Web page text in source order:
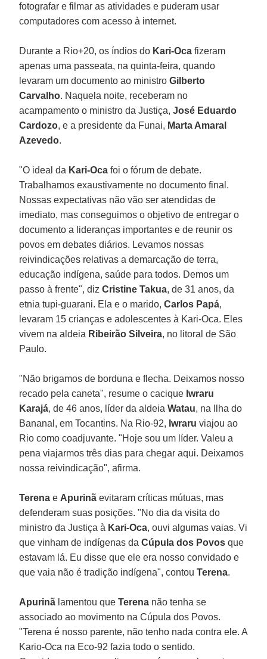
fotografar e filmar as atividades e puderam usar
computadores com acesso à internet.
Durante a Rio+20, os índios do Kari-Oca fizeram
apenas uma passeata, na quinta-feira, quando
levaram um documento ao ministroGilberto
Carvalho. Naquela noite, receberam no
acampamento o ministro da Justiça,José Eduardo
Cardozo, e a presidente da Funai, Marta Amaral
Azevedo.
"O ideal da Kari-Oca foi o fórum de debate.
Trabalhamos exaustivamente no documento final.
Nossas expectativas não vão ser atendidas de
imediato, mas conseguimos o objetivo de entregar o
documento a lideranças importantes e de reunir os
povos em debates diários. Levamos nossas
reivindicações relativas a demarcação de terra,
educação indígena, saúde para todos. Demos um
passo à frente", dizCristine Takua, de 31 anos, da
etnia tupi-guarani. Ela e o marido,Carlos Papá,
levaram 15 crianças e adolescentes à Kari-Oca. Eles
vivem na aldeia Ribeirão Silveira, no litoral de São
Paulo.
"Não brigamos de borduna e flecha. Deixamos nosso
recado pela caneta", resume o cacique Iwraru
Karajá, de 46 anos, líder da aldeiaWatau, na Ilha do
Bananal, em Tocantins. Na Rio-92, Iwraruviajou ao
Rio como coadjuvante. "Hoje sou um líder. Valeu a
pena viajarmos três dias para chegar aqui. Deixamos
nossa reivindicação", afirma.
Terenae Apurinãevitaram críticas mútuas, mas
defenderam suas posições. "No dia da visita do
ministro da Justiça à Kari-Oca, ouvi algumas vaias. Vi
que vinham de indígenas daCúpula dos Povos que
estavam lá. Eu disse que ele era nosso convidado e
que vaia não é tradição indígena", contouTerena.
Apurinã lamentou queTerena não tenha se
associado ao movimento na Cúpula dos Povos.
"Terena é nosso parente, não tenho nada contra ele. A
Kario-Oca na Eco-92 fazia todo o sentido.